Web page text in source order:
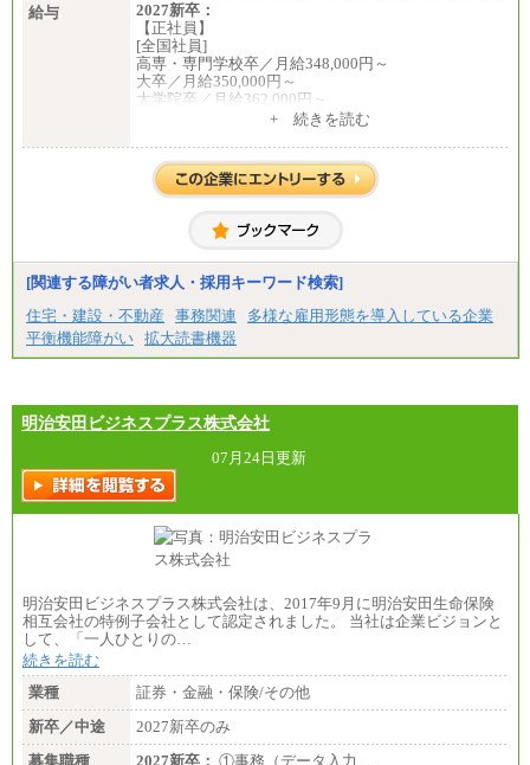
給与
2027新卒：
【正社員】
[全国社員]
高専・専門学校卒／月給348,000円～
大卒／月給350,000円～
大学院卒／月給362,000円～
[地域社員]月給295,000円～
【正社員】
[全国社員]月給348,000円～
[地域社員]月給295,000円～
【契約社員】月給200,000円～
+ 続きを読む
[関連する障がい者求人・採用キーワード検索]
住宅・建設・不動産
事務関連
多様な雇用形態を導入している企業
平衡機能障がい 拡大読書機器
明治安田ビジネスプラス株式会社
07月24日更新
明治安田ビジネスプラス株式会社は、2017年9月に明治安田生命保険
相互会社の特例子会社として認定されました。 当社は企業ビジョンと
して、「一人ひとりの…
続きを読む
業種
証券・金融・保険/その他
新卒／中途
2027新卒のみ
募集職種
2027新卒： ①事務（データ入力…